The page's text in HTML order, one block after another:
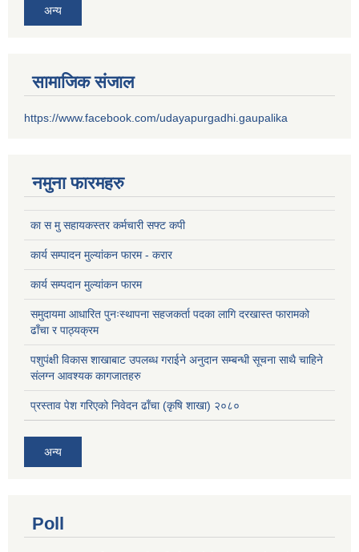
अन्य
सामाजिक संजाल
https://www.facebook.com/udayapurgadhi.gaupalika
नमुना फारमहरु
का स मु सहायकस्तर कर्मचारी सफ्ट कपी
कार्य सम्पादन मुल्यांकन फारम - करार
कार्य सम्पदान मुल्यांकन फारम
समुदायमा आधारित पुनःस्थापना सहजकर्ता पदका लागि दरखास्त फारामको
ढाँचा र पाठ्यक्रम
पशुपंक्षी विकास शाखाबाट उपलब्ध गराईने अनुदान सम्बन्धी सूचना साथै चाहिने
संलग्न आवश्यक कागजातहरु
प्रस्ताव पेश गरिएको निवेदन ढाँचा (कृषि शाखा) २०८०
अन्य
Poll